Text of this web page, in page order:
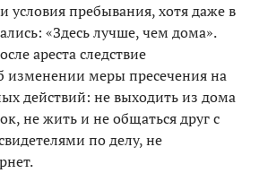
условия пребывания, хотя даже в
«Здесь лучше, чем дома».
ареста следствие
изменении меры пресечения на
действий: не выходить из дома
не жить и не общаться друг с
по делу, не